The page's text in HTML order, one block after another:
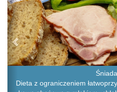
Dieta z ograniczeniem